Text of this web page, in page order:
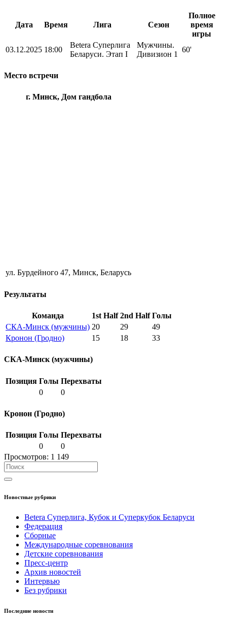
Дата Время Лига Сезон
Полное
время
игры
03.12.2025 18:00
Betera Суперлига
Беларуси. Этап I
Мужчины.
Дивизион 1
60'
Место встречи
г. Минск, Дом гандбола
ул. Бурдейного 47, Минск, Беларусь
Результаты
Команда 1st Half 2nd Half Голы
СКА-Минск (мужчины) 20 29
49
Кронон (Гродно)
15 18 33
СКА-Минск (мужчины)
Позиция Голы Перехваты
0
0
Кронон (Гродно)
Позиция Голы Перехваты
0
0
Просмотров: 1 149
Новостные рубрики
Betera Суперлига, Кубок и Суперкубок Беларуси
Федерация
Сборные
Международные соревнования
Детские соревнования
Пресс-центр
Архив новостей
Интервью
Без рубрики
Последние новости